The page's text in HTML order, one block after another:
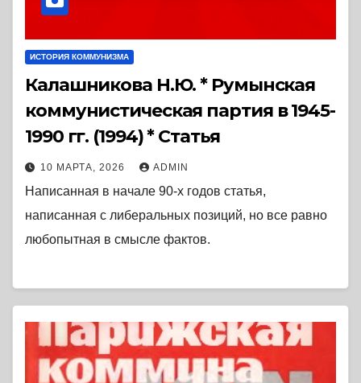
ИСТОРИЯ КОММУНИЗМА
Калашникова Н.Ю. * Румынская
коммунистическая партия в 1945-
1990 гг. (1994) * Статья
10 МАРТА, 2026 ADMIN
Написанная в начале 90-х годов статья,
написанная с либеральных позиций, но все равно
любопытная в смысле фактов.